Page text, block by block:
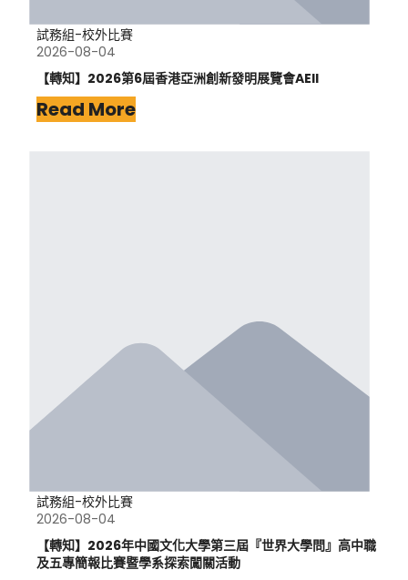
試務組-校外比賽
2026-08-04
【轉知】2026第6屆香港亞洲創新發明展覽會AEII
Read More
試務組-校外比賽
2026-08-04
【轉知】2026年中國文化大學第三屆『世界大學問』高中職
及五專簡報比賽暨學系探索闖關活動